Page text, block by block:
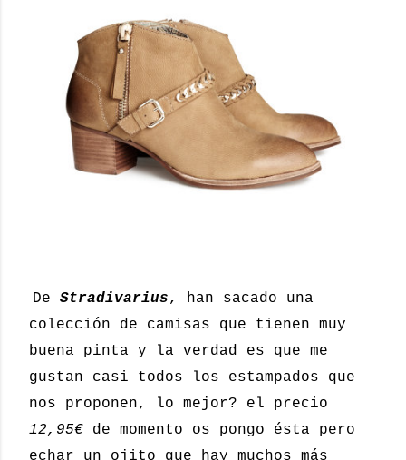
De Stradivarius, han sacado una
colección de camisas que tienen muy
buena pinta y la verdad es que me
gustan casi todos los estampados que
nos proponen, lo mejor? el precio
12,95€ de momento os pongo ésta pero
echar un ojito que hay muchos más